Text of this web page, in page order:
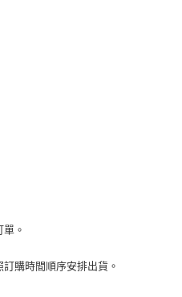
。
購時間順序安排出貨。